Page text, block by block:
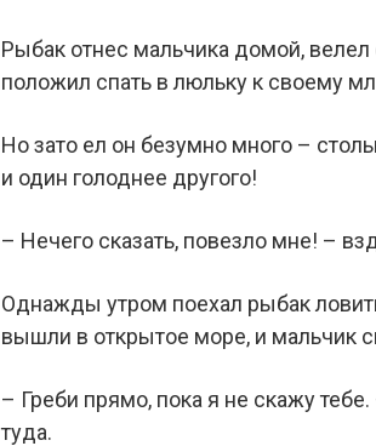
Рыбак отнес мальчика домой,
положил спать в люльку к своему
Но зато ел он безумно много –
и один голоднее другого!
– Нечего сказать, повезло мне! –
Однажды утром поехал рыбак
вышли в открытое море, и мальчик
– Греби прямо, пока я не скажу
туда.